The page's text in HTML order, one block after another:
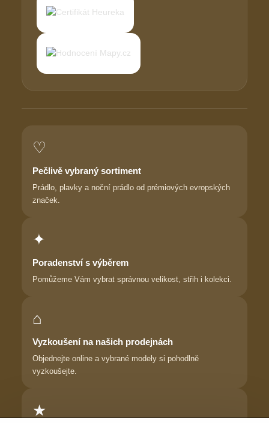
♡
Pečlivě vybraný sortiment
Prádlo, plavky a noční prádlo od prémiových evropských
značek.
✦
Poradenství s výběrem
Pomůžeme Vám vybrat správnou velikost, střih i kolekci.
⌂
Vyzkoušení na našich prodejnách
Objednejte online a vybrané modely si pohodlně
vyzkoušejte.
★